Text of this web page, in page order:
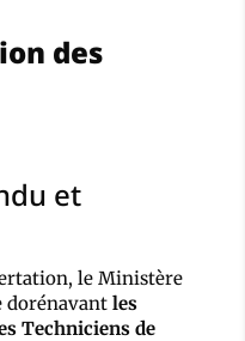
des
et
le Ministère
dorénavantles
Techniciens de